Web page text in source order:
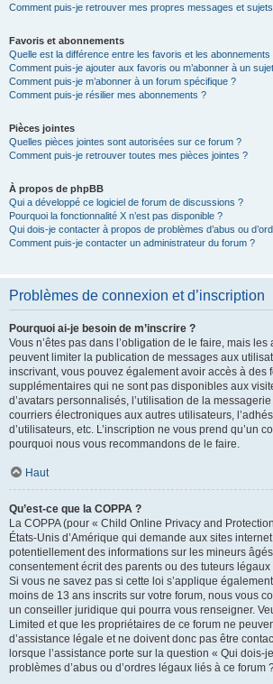
Comment puis-je retrouver mes propres messages et
Favoris et abonnements
Quelle est la différence entre les favoris et les abonnements
Comment puis-je ajouter aux favoris ou m’abonner à un
Comment puis-je m’abonner à un forum spécifique ?
Comment puis-je résilier mes abonnements ?
Pièces jointes
Quelles pièces jointes sont autorisées sur ce forum ?
Comment puis-je retrouver toutes mes pièces jointes ?
À propos de phpBB
Qui a développé ce logiciel de forum de discussions ?
Pourquoi la fonctionnalité X n’est pas disponible ?
Qui dois-je contacter à propos de problèmes d’abus ou
Comment puis-je contacter un administrateur du forum ?
Problèmes de connexion et d’inscription
Pourquoi ai-je besoin de m’inscrire ?
Vous n’êtes pas dans l’obligation de le faire, mais
peuvent limiter la publication de messages aux
inscrivant, vous pouvez également avoir accès à des
supplémentaires qui ne sont pas disponibles aux
d’avatars personnalisés, l’utilisation de la
courriers électroniques aux autres utilisateurs,
d’utilisateurs, etc. L’inscription ne vous prend qu’un
pourquoi nous vous recommandons de le faire.
Haut
Qu’est-ce que la COPPA ?
La COPPA (pour « Child Online Privacy and
États-Unis d’Amérique qui demande aux sites
potentiellement des informations sur les mineurs
consentement écrit des parents ou des tuteurs
Si vous ne savez pas si cette loi s’applique
moins de 13 ans inscrits sur votre forum, nous vous
un conseiller juridique qui pourra vous renseigner.
Limited et que les propriétaires de ce forum ne
d’assistance légale et ne doivent donc pas être
lorsque l’assistance porte sur la question « Qui dois-
problèmes d’abus ou d’ordres légaux liés à ce forum